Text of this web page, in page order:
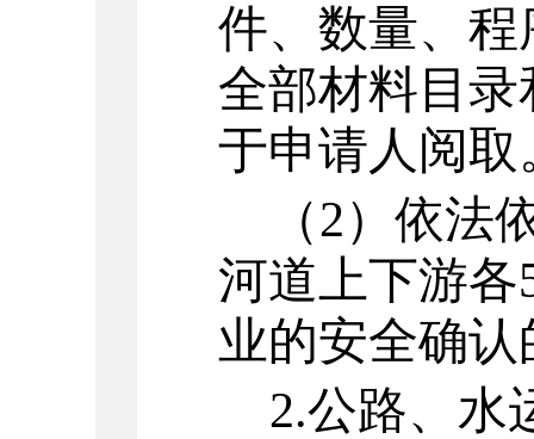
件、数量、
全部材料目
于申请人阅取
（2） 依法
河道上下游各
业的安全确
2.公路、水